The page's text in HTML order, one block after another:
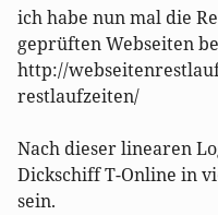
ich habe nun mal die
geprüften Webseiten
http://
restlaufzeiten/
Nach dieser linearen
Dickschiff T-Online in
sein.